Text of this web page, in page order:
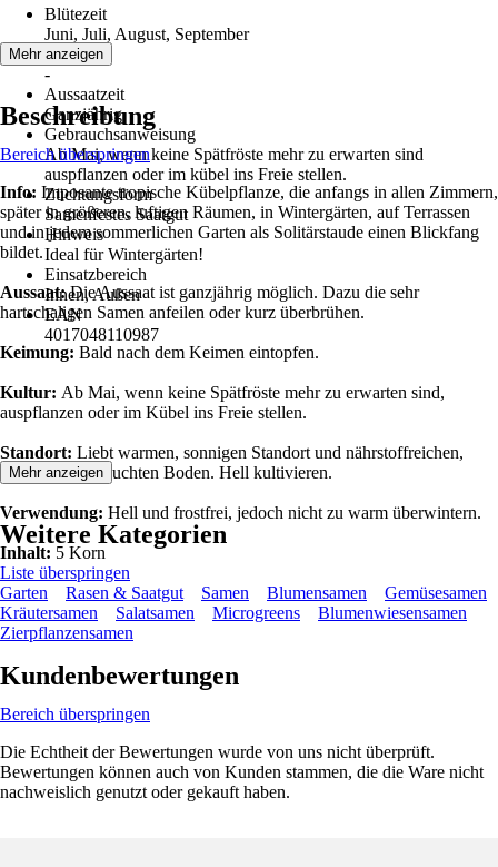
Blütezeit
Juni, Juli, August, September
Erntezeit
-
Aussaatzeit
Ganzjährig
Gebrauchsanweisung
Ab Mai, wenn keine Spätfröste mehr zu erwarten sind
auspflanzen oder im kübel ins Freie stellen.
Züchtungsform
Samenfestes Saatgut
Hinweis
Ideal für Wintergärten!
Einsatzbereich
Innen, Außen
EAN
4017048110987
Mehr anzeigen
Beschreibung
Bereich überspringen
Info: Imposante tropische Kübelpflanze, die anfangs in allen Zimmern,
später in größeren, luftigen Räumen, in Wintergärten, auf Terrassen
und in jedem sommerlichen Garten als Solitärstaude einen Blickfang
bildet.
Aussaat:Die Aussaat ist ganzjährig möglich. Dazu die sehr
hartschaligen Samen anfeilen oder kurz überbrühen.
Keimung: Bald nach dem Keimen eintopfen.
Kultur: Ab Mai, wenn keine Spätfröste mehr zu erwarten sind,
auspflanzen oder im Kübel ins Freie stellen.
Standort: Liebt warmen, sonnigen Standort und nährstoffreichen,
humosen und feuchten Boden. Hell kultivieren.
Verwendung: Hell und frostfrei, jedoch nicht zu warm überwintern.
Inhalt: 5 Korn
Mehr anzeigen
Weitere Kategorien
Liste überspringen
Garten
Rasen & Saatgut Samen Blumensamen
Gemüsesamen
Kräutersamen
Salatsamen Microgreens
Blumenwiesensamen
Zierpflanzensamen
Kundenbewertungen
Bereich überspringen
Die Echtheit der Bewertungen wurde von uns nicht überprüft.
Bewertungen können auch von Kunden stammen, die die Ware nicht
nachweislich genutzt oder gekauft haben.